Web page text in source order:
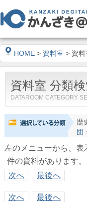
HOME > 資料室 > 資
資料室 分類
DATAROOM CATEGORY
歴
団
左のメニューから、表
件の資料があります。
次へ
最後へ
次へ 最後へ